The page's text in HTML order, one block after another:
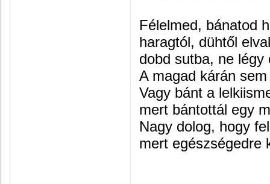
Félelmed, bánatod
haragtól, dühtől
dobd sutba, ne légy
A magad kárán
Vagy bánt a
mert bántottál egy
Nagy dolog, hogy
mert egészségedre